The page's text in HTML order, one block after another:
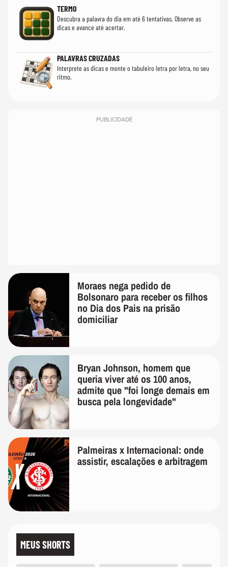
TERMO
Descubra a palavra do dia em até 6 tentativas. Observe as
dicas e avance até acertar.
PALAVRAS CRUZADAS
Interprete as dicas e monte o tabuleiro letra por letra, no seu
ritmo.
PUBLICIDADE
Moraes nega pedido de
Bolsonaro para receber os filhos
no Dia dos Pais na prisão
domiciliar
Bryan Johnson, homem que
queria viver até os 100 anos,
admite que "foi longe demais em
busca pela longevidade"
Palmeiras x Internacional: onde
assistir, escalações e arbitragem
MEUS SHORTS